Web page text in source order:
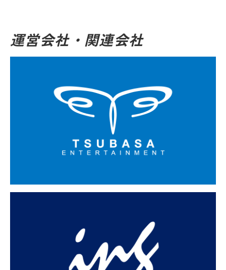
運営会社・関連会社